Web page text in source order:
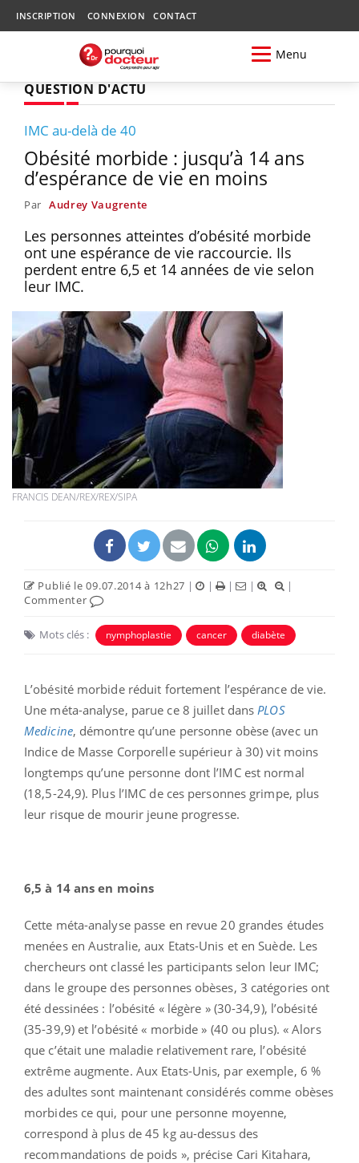
INSCRIPTION CONNEXION CONTACT
Menu
QUESTION D'ACTU
IMC au-delà de 40
Obésité morbide : jusqu’à 14 ans
d’espérance de vie en moins
Par Audrey Vaugrente
Les personnes atteintes d’obésité morbide
ont une espérance de vie raccourcie. Ils
perdent entre 6,5 et 14 années de vie selon
leur IMC.
FRANCIS DEAN/REX/REX/SIPA
Publié le 09.07.2014 à 12h27 | | | |
|
Commenter
Mots clés : nymphoplastie cancer diabète
L’obésité morbide réduit fortement l’espérance de vie.
Une méta-analyse, parue ce 8 juillet dans PLOS
Medicine, démontre qu’une personne obèse (avec un
Indice de Masse Corporelle supérieur à 30) vit moins
longtemps qu’une personne dont l’IMC est normal
(18,5-24,9). Plus l’IMC de ces personnes grimpe, plus
leur risque de mourir jeune progresse.
6,5 à 14 ans en moins
Cette méta-analyse passe en revue 20 grandes études
menées en Australie, aux Etats-Unis et en Suède. Les
chercheurs ont classé les participants selon leur IMC;
dans le groupe des personnes obèses, 3 catégories ont
été dessinées : l’obésité « légère » (30-34,9), l’obésité
(35-39,9) et l’obésité « morbide » (40 ou plus). « Alors
que c’était une maladie relativement rare, l’obésité
extrême augmente. Aux Etats-Unis, par exemple, 6 %
des adultes sont maintenant considérés comme obèses
morbides ce qui, pour une personne moyenne,
correspond à plus de 45 kg au-dessus des
recommandations de poids », précise Cari Kitahara,